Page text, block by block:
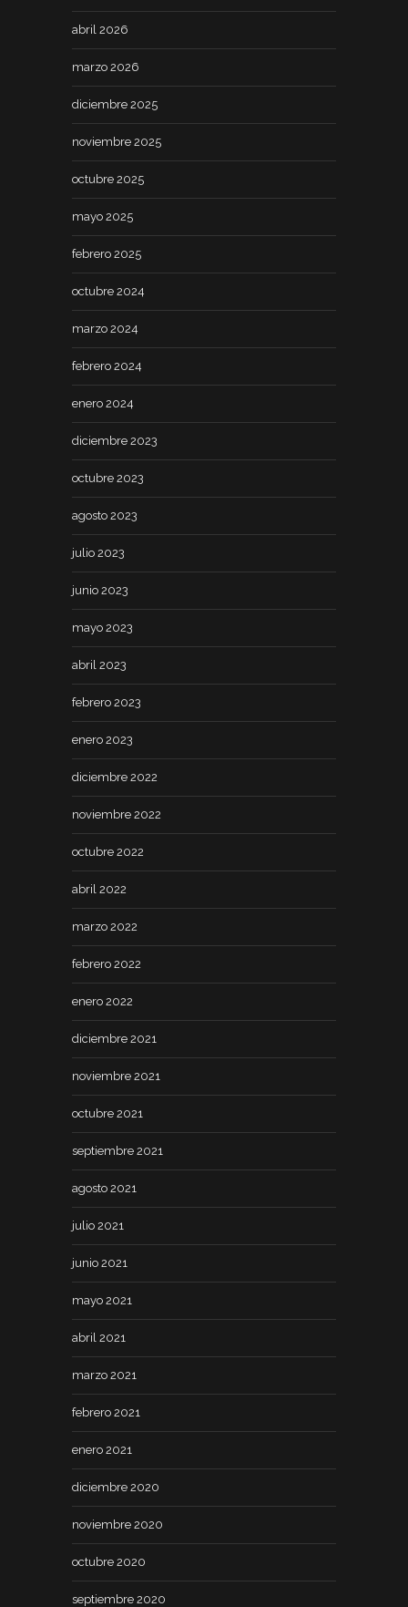
abril 2026
marzo 2026
diciembre 2025
noviembre 2025
octubre 2025
mayo 2025
febrero 2025
octubre 2024
marzo 2024
febrero 2024
enero 2024
diciembre 2023
octubre 2023
agosto 2023
julio 2023
junio 2023
mayo 2023
abril 2023
febrero 2023
enero 2023
diciembre 2022
noviembre 2022
octubre 2022
abril 2022
marzo 2022
febrero 2022
enero 2022
diciembre 2021
noviembre 2021
octubre 2021
septiembre 2021
agosto 2021
julio 2021
junio 2021
mayo 2021
abril 2021
marzo 2021
febrero 2021
enero 2021
diciembre 2020
noviembre 2020
octubre 2020
septiembre 2020